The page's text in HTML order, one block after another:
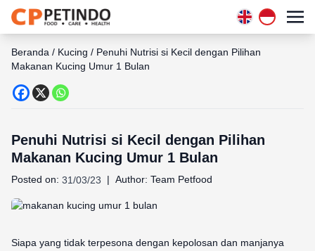
Beranda / Kucing / Penuhi Nutrisi si Kecil dengan Pilihan
Makanan Kucing Umur 1 Bulan
Penuhi Nutrisi si Kecil dengan Pilihan
Makanan Kucing Umur 1 Bulan
Posted on: 31/03/23 | Author: Team Petfood
Siapa yang tidak terpesona dengan kepolosan dan manjanya